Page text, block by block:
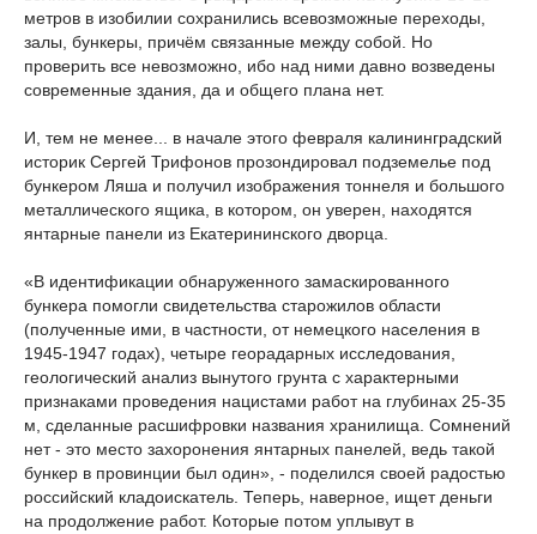
метров в изобилии сохранились всевозможные переходы,
залы, бункеры, причём связанные между собой. Но
проверить все невозможно, ибо над ними давно возведены
современные здания, да и общего плана нет.
И, тем не менее... в начале этого февраля калининградский
историк Сергей Трифонов прозондировал подземелье под
бункером Ляша и получил изображения тоннеля и большого
металлического ящика, в котором, он уверен, находятся
янтарные панели из Екатерининского дворца.
«В идентификации обнаруженного замаскированного
бункера помогли свидетельства старожилов области
(полученные ими, в частности, от немецкого населения в
1945-1947 годах), четыре георадарных исследования,
геологический анализ вынутого грунта с характерными
признаками проведения нацистами работ на глубинах 25-35
м, сделанные расшифровки названия хранилища. Сомнений
нет - это место захоронения янтарных панелей, ведь такой
бункер в провинции был один», - поделился своей радостью
российский кладоискатель. Теперь, наверное, ищет деньги
на продолжение работ. Которые потом уплывут в